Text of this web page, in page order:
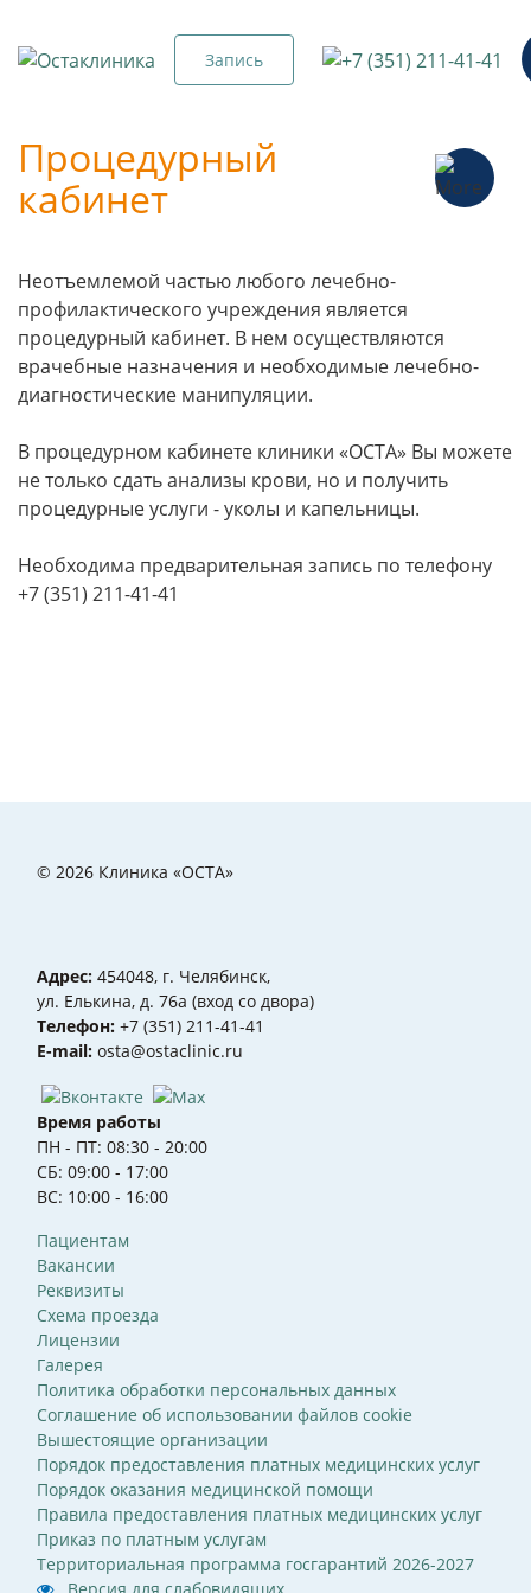
Запись
Процедурный
кабинет
Неотъемлемой частью любого лечебно-
профилактического учреждения является
процедурный кабинет. В нем осуществляются
врачебные назначения и необходимые лечебно-
диагностические манипуляции.
В процедурном кабинете клиники «ОСТА» Вы можете
не только сдать анализы крови, но и получить
процедурные услуги - уколы и капельницы.
Необходима предварительная запись по телефону
+7 (351) 211-41-41
© 2026 Клиника «ОСТА»
Адрес: 454048, г. Челябинск,
ул. Елькина, д. 76а (вход со двора)
Телефон: +7 (351) 211-41-41
Е-mail: osta@ostaclinic.ru
Время работы
ПН - ПТ: 08:30 - 20:00
СБ: 09:00 - 17:00
ВС: 10:00 - 16:00
Пациентам
Вакансии
Реквизиты
Схема проезда
Лицензии
Галерея
Политика обработки персональных данных
Соглашение об использовании файлов cookie
Вышестоящие организации
Порядок предоставления платных медицинских услуг
Порядок оказания медицинской помощи
Правила предоставления платных медицинских услуг
Приказ по платным услугам
Территориальная программа госгарантий 2026-2027